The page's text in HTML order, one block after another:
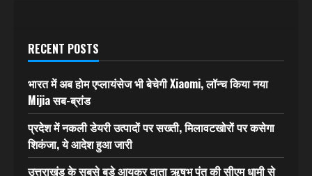
RECENT POSTS
भारत में अब होम एप्लायंसेज भी बेचेगी Xiaomi, लॉन्च किया नया
Mijia सब-ब्रांड
प्रदेश में नकली डेयरी उत्पादों पर सख्ती, मिलावटखोरों पर कसेगा
शिकंजा, ये आदेश हुआ जारी
उत्तराखंड के सबसे बड़े आयकर दाता ऋषभ पंत की सीएम धामी से